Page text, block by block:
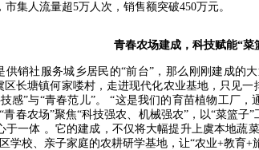
集人流量超5万人次，销售额突破450万元。
青春农场建成，科技赋能“菜
社服务城乡居民的“前台”，那么刚刚建成的大
区长塘镇何家喽村，走进现代化农业基地，只见
感”与“青春范儿”。 “这是我们的育苗植物工厂
青春农场”聚焦“科技强农、机械强农”，以“菜篮
于一体 。它的建成，不仅将大幅提升上虞本地蔬
学校、亲子家庭的农耕研学基地，让“农业+教育+